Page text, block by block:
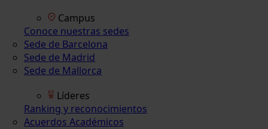
Campus
Conoce nuestras sedes
Sede de Barcelona
Sede de Madrid
Sede de Mallorca
Líderes
Ranking y reconocimientos
Acuerdos Académicos